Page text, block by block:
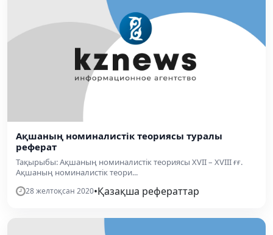
Ақшаның номиналистік теориясы туралы
реферат
Тақырыбы: Ақшаның номиналистік теориясы ХVII – ХVIII ғғ.
Ақшаның номиналистік теори...
28 желтоқсан 2020•Қазақша рефераттар